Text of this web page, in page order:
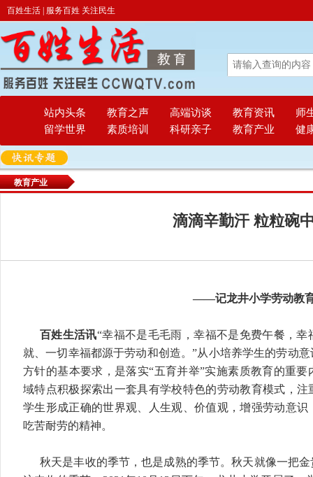
百姓生活 | 服务百姓 关注民生
站内头条 教育之声 高端访谈 教育资讯
师
留学世界
素质培训 科研亲子 教育产业 健
教育产业
滴滴辛勤汗 粒粒碗
——记龙井小学劳动教
百姓生活讯“幸福不是毛毛雨，幸福不是免费午餐，
就、一切幸福都源于劳动和创造。”从小培养学生的劳动
方针的基本要求，是落实“五育并举”实施素质教育的重
域特点积极探索出一套具有学校特色的劳动教育模式，
学生形成正确的世界观、人生观、价值观，增强劳动意
吃苦耐劳的精神。
秋天是丰收的季节，也是成熟的季节。秋天就像一把